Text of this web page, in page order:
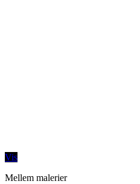
Vis
Mellem malerier